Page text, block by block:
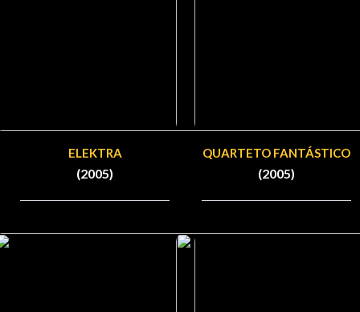
ELEKTRA
(2005)
QUARTETO FANTÁSTICO
(2005)